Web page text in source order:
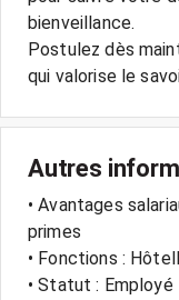
bienveillance.
Postulez dès
Autres
• Avantages
primes
• Fonctions :
• Statut : Employé